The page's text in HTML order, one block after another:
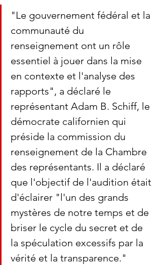
"Le gouvernement fédéral et la
communauté du
renseignement ont un rôle
essentiel à jouer dans la mise
en contexte et l'analyse des
rapports", a déclaré le
représentant Adam B. Schiff, le
démocrate californien qui
préside la commission du
renseignement de la Chambre
des représentants. Il a déclaré
que l'objectif de l'audition était
d'éclairer "l'un des grands
mystères de notre temps et de
briser le cycle du secret et de
la spéculation excessifs par la
vérité et la transparence."